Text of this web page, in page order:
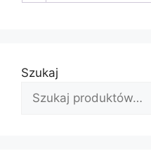
Szukaj